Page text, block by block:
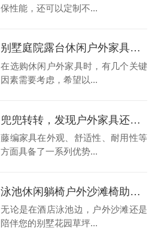
保性能，还可以定制不...
别墅庭院露台休闲户外家具选配指南
在选购休闲户外家具时，有几个关键
因素需要考虑，希望以...
兜兜转转，发现户外家具还是藤编家具好用
藤编家具在外观、舒适性、耐用性等
方面具备了一系列优势...
泳池休闲躺椅户外沙滩椅助你打造完美时光
无论是在酒店泳池边，户外沙滩还是
陪伴您的别墅花园草坪...